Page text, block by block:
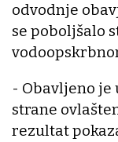
odvodnje
se poboljšalo
- Obavljeno je
strane
rezultat